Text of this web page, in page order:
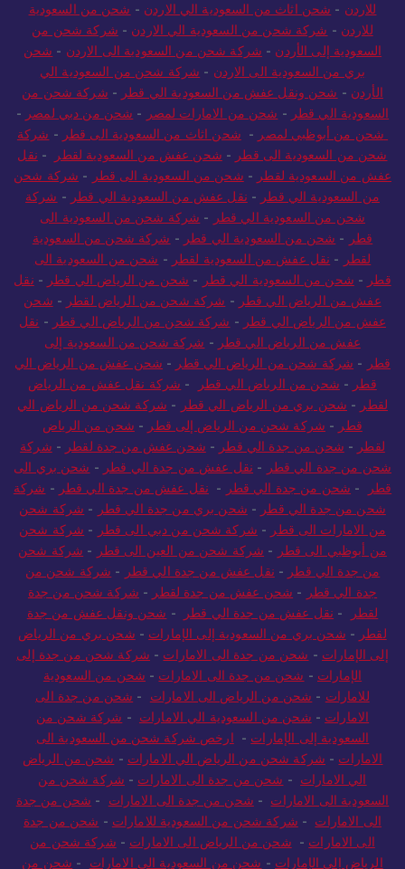
للاردن - شحن اثاث من السعودية الي الاردن - شحن من السعودية
للاردن - شركة شحن من السعودية الي الاردن - شركة شحن من
السعودية إلى الأردن - شركة شحن من السعودية الى الاردن - شحن
بري من السعودية الى الاردن - شركة شحن من السعودية الي
الأردن - شحن ونقل عفش من السعودية الي قطر - شركة شحن من
السعودية الي قطر - شحن من الامارات لمصر - شحن من دبي لمصر -
شحن من أبوظبي لمصر - شحن اثاث من السعودية الى قطر - شركة
شحن من السعودية الى قطر - شحن عفش من السعودية لقطر - نقل
عفش من السعودية لقطر - شحن من السعودية الى قطر - شركة شحن
من السعودية الي قطر - نقل عفش من السعودية الي قطر - شركة
شحن من السعودية الي قطر - شركة شحن من السعودية الى
قطر - شحن من السعودية الي قطر - شركة شحن من السعودية
لقطر - نقل عفش من السعودية لقطر - شحن من السعودية الى
قطر - شحن من السعودية الي قطر - شحن من الرياض الي قطر - نقل
عفش من الرياض الي قطر - شركة شحن من الرياض لقطر - شحن
عفش من الرياض الي قطر - شركة شحن من الرياض الي قطر - نقل
عفش من الرياض الي قطر - شركة شحن من السعودية إلى
قطر - شركة شحن من الرياض الي قطر - شحن عفش من الرياض الي
قطر - شحن من الرياض الي قطر - شركة نقل عفش من الرياض
لقطر - شحن بري من الرياض الي قطر - شركة شحن من الرياض الي
قطر - شركة شحن من الرياض إلى قطر - شحن من الرياض
لقطر - شحن من جدة الي قطر - شحن عفش من جدة لقطر - شركة
شحن من جدة الي قطر - نقل عفش من جدة الي قطر - شحن بري الى
قطر
- شحن من جدة الي قطر - نقل عفش من جدة الي قطر - شركة
شحن من جدة الي قطر - شحن بري من جدة الي قطر - شركة شحن
من الامارات الى قطر - شركة شحن من دبي الى قطر - شركة شحن
من أبوظبي الى قطر - شركة شحن من العين الى قطر - شركة شحن
من جدة الي قطر - نقل عفش من جدة الي قطر - شركة شحن من
جدة الي قطر - شحن عفش من جدة لقطر - شركة شحن من جدة
لقطر
- نقل عفش من جدة الي قطر - شحن ونقل عفش من جدة
لقطر - شحن بري من السعودية إلى الإمارات - شحن بري من الرياض
إلى الإمارات - شحن من جدة الى الامارات - شركة شحن من جدة إلى
الإمارات - شحن من جدة الى الامارات - شحن من السعودية
للامارات - شحن من الرياض الى الامارات - شحن من جدة الى
الامارات - شحن من السعودية الي الامارات - شركة شحن من
السعودية إلى الإمارات - ارخص شركة شحن من السعودية الى
الامارات - شركة شحن من الرياض الي الامارات - شحن من الرياض
الي الامارات - شحن من جدة الى الامارات - شركة شحن من
السعودية الى الامارات - شحن من جدة الى الامارات - شحن من جدة
الى الامارات - شركة شحن من السعودية للامارات - شحن من جدة
الى الامارات - شحن من الرياض الى الامارات - شركة شحن من
الرياض إلى الإمارات - شحن من السعودية الى الامارات - شحن من